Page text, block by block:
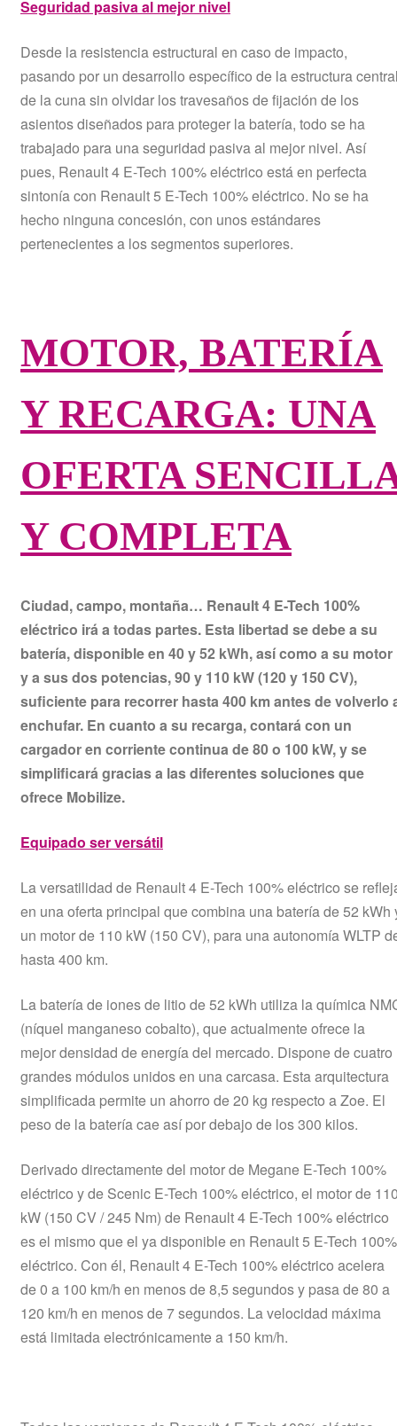
Seguridad pasiva al mejor nivel
Desde la resistencia estructural en caso de impacto,
pasando por un desarrollo específico de la estructura
de la cuna sin olvidar los travesaños de fijación de los
asientos diseñados para proteger la batería, todo se ha
trabajado para una seguridad pasiva al mejor nivel. Así
pues, Renault 4 E-Tech 100% eléctrico está en perfecta
sintonía con Renault 5 E-Tech 100% eléctrico. No se ha
hecho ninguna concesión, con unos estándares
pertenecientes a los segmentos superiores.
MOTOR, BATERÍA
Y RECARGA: UNA
OFERTA
Y COMPLETA
Ciudad, campo, montaña… Renault 4 E-Tech 100%
eléctrico irá a todas partes. Esta libertad se debe a su
batería, disponible en 40 y 52 kWh, así como a su motor
y a sus dos potencias, 90 y 110 kW (120 y 150 CV),
suficiente para recorrer hasta 400 km antes de volverlo
enchufar. En cuanto a su recarga, contará con un
cargador en corriente continua de 80 o 100 kW, y se
simplificará gracias a las diferentes soluciones que
ofrece Mobilize.
Equipado ser versátil
La versatilidad de Renault 4 E-Tech 100% eléctrico se
en una oferta principal que combina una batería de 52 kWh
un motor de 110 kW (150 CV), para una autonomía WLTP
hasta 400 km.
La batería de iones de litio de 52 kWh utiliza la química
(níquel manganeso cobalto), que actualmente ofrece la
mejor densidad de energía del mercado. Dispone de cuatro
grandes módulos unidos en una carcasa. Esta arquitectura
simplificada permite un ahorro de 20 kg respecto a Zoe. El
peso de la batería cae así por debajo de los 300 kilos.
Derivado directamente del motor de Megane E-Tech 100%
eléctrico y de Scenic E-Tech 100% eléctrico, el motor de
kW (150 CV / 245 Nm) de Renault 4 E-Tech 100% eléctrico
es el mismo que el ya disponible en Renault 5 E-Tech 100%
eléctrico. Con él, Renault 4 E-Tech 100% eléctrico acelera
de 0 a 100 km/h en menos de 8,5 segundos y pasa de 80 a
120 km/h en menos de 7 segundos. La velocidad máxima
está limitada electrónicamente a 150 km/h.